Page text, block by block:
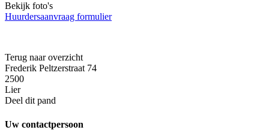
Bekijk foto's
Huurdersaanvraag formulier
Terug naar overzicht
Frederik Peltzerstraat 74
2500
Lier
Deel dit pand
Uw contactpersoon